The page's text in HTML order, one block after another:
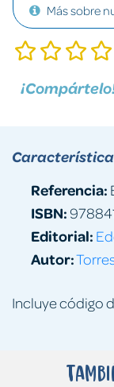
Más sobre
Incluye código
Referencia:
ISBN:
Editorial:
Autor: